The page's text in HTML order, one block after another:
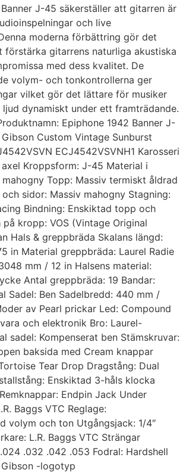
J-45 säkerställer att gitarren är
och live
moderna förbättring gör det
förstärka gitarrens naturliga akustiska
med dess kvalitet. De
volym- och tonkontrollerna ger
vilket gör det lättare för musiker
dynamiskt under ett framträdande.
Epiphone 1942 Banner J-
Custom Vintage Sunburst
ECJ4542VSVNH1 Karosseri
axel Kroppsform: J-45 Material i
Topp: Massiv termiskt åldrad
sidor: Massiv mahogny Stagning:
Bindning: Enskiktad topp och
kropp: VOS (Vintage Original
Hals & greppbräda Skalans längd:
in Material greppbräda: Laurel Radie
mm / 12 in Halsens material:
Antal greppbräda: 19 Bandar:
Sadel: Ben Sadelbredd: 440 mm /
av Pearl prickar Led: Compound
och elektronik Bro: Laurel-
sadel: Kompenserat ben Stämskruvar:
baksida med Cream knappar
Tear Drop Dragstång: Dual
Enskiktad 3-håls klocka
Endpin Jack Under
Baggs VTC Reglage:
volym och ton Utgångsjack: 1/4″
L.R. Baggs VTC Strängar
.032 .042 .053 Fodral: Hardshell
-logotyp